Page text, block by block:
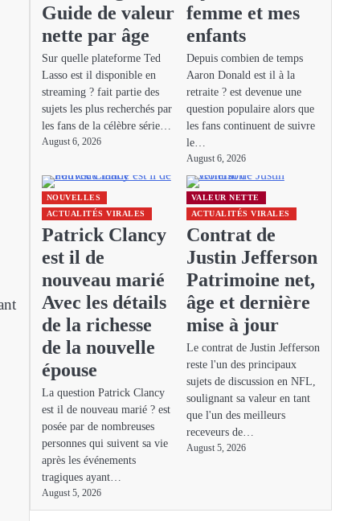
Guide de valeur
nette par âge
Sur quelle plateforme Ted
Lasso est il disponible en
streaming ? fait partie des
sujets les plus recherchés par
les fans de la célèbre série…
August 6, 2026
femme et mes
enfants
Depuis combien de temps
Aaron Donald est il à la
retraite ? est devenue une
question populaire alors que
les fans continuent de suivre
le…
August 6, 2026
NOUVELLES
ACTUALITÉS VIRALES
Patrick Clancy
est il de
nouveau marié
Avec les détails
de la richesse
de la nouvelle
épouse
La question Patrick Clancy
est il de nouveau marié ? est
posée par de nombreuses
personnes qui suivent sa vie
après les événements
tragiques ayant…
August 5, 2026
VALEUR NETTE
ACTUALITÉS VIRALES
Contrat de
Justin Jefferson
Patrimoine net,
âge et dernière
mise à jour
Le contrat de Justin Jefferson
reste l'un des principaux
sujets de discussion en NFL,
soulignant sa valeur en tant
que l'un des meilleurs
receveurs de…
August 5, 2026